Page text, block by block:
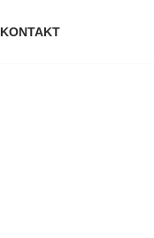
KONTAKT